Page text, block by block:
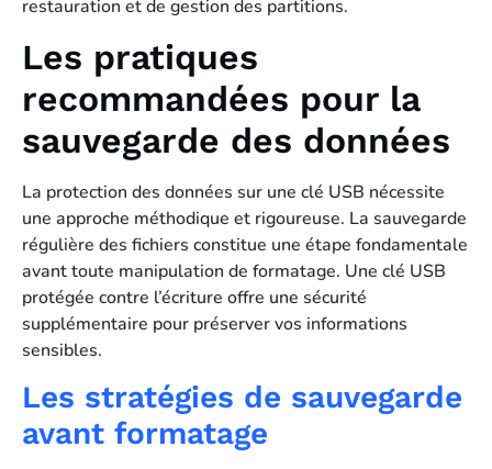
restauration et de gestion des partitions.
Les pratiques
recommandées pour la
sauvegarde des données
La protection des données sur une clé USB nécessite
une approche méthodique et rigoureuse. La sauvegarde
régulière des fichiers constitue une étape fondamentale
avant toute manipulation de formatage. Une clé USB
protégée contre l’écriture offre une sécurité
supplémentaire pour préserver vos informations
sensibles.
Les stratégies de sauvegarde
avant formatage